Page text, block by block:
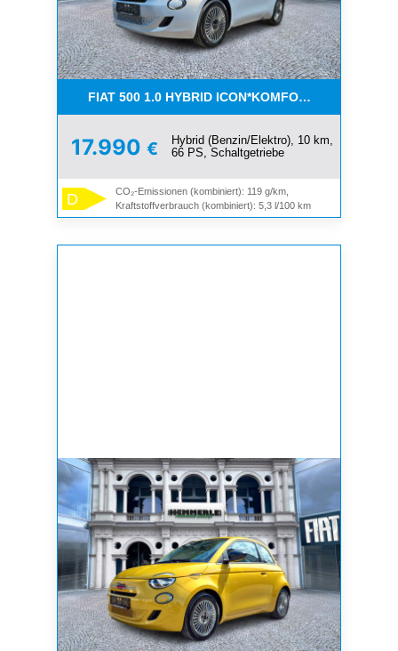
FIAT 500 1.0 HYBRID ICON*KOMFORT
17.990 €
Hybrid (Benzin/Elektro), 10 km,
66 PS, Schaltgetriebe
D
CO₂-Emissionen (kombiniert): 119 g/km,
Kraftstoffverbrauch (kombiniert): 5,3 l/100 km